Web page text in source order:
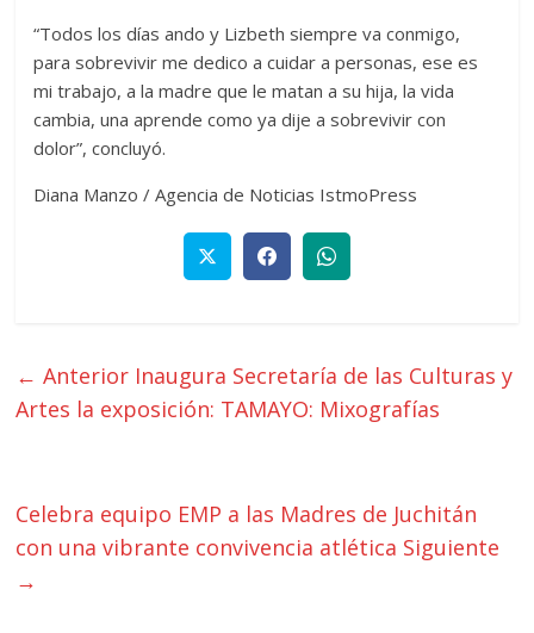
“Todos los días ando y Lizbeth siempre va conmigo,
para sobrevivir me dedico a cuidar a personas, ese es
mi trabajo, a la madre que le matan a su hija, la vida
cambia, una aprende como ya dije a sobrevivir con
dolor”, concluyó.
Diana Manzo / Agencia de Noticias IstmoPress
← Anterior Inaugura Secretaría de las Culturas y
Artes la exposición: TAMAYO: Mixografías
Celebra equipo EMP a las Madres de Juchitán
con una vibrante convivencia atlética Siguiente
→